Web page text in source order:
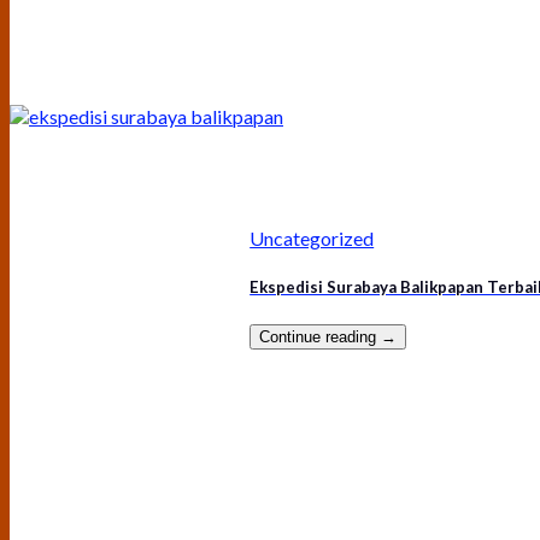
Uncategorized
Ekspedisi Surabaya Balikpapan
Continue reading →